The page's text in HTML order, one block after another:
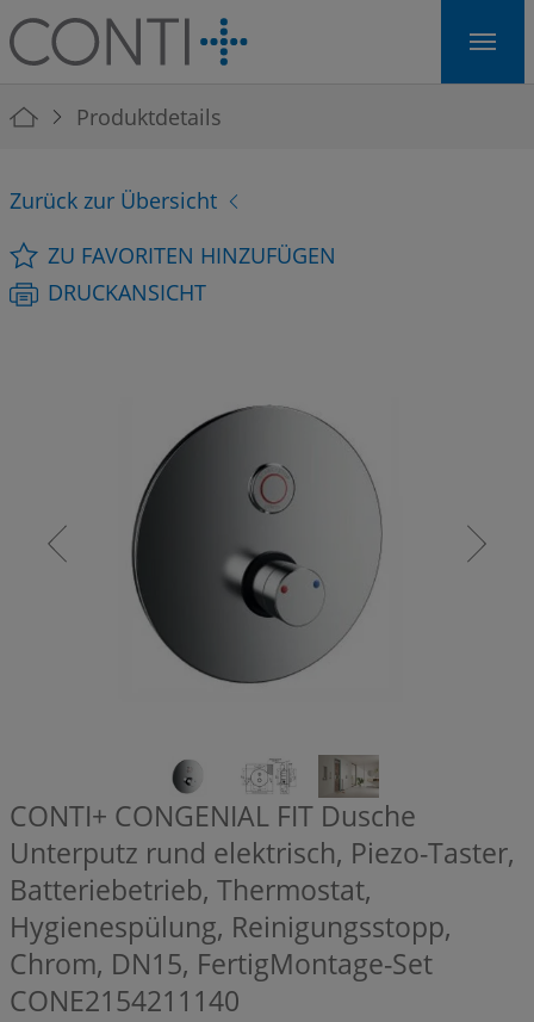
Skip to main navigation
Skip to main content
Skip to page footer
You are here:
Produktdetails
Zurück zur Übersicht
ZU FAVORITEN HINZUFÜGEN
DRUCKANSICHT
CONTI+ CONGENIAL FIT Dusche
Unterputz rund elektrisch, Piezo-Taster,
Batteriebetrieb, Thermostat,
Hygienespülung, Reinigungsstopp,
Chrom, DN15, FertigMontage-Set
CONE2154211140